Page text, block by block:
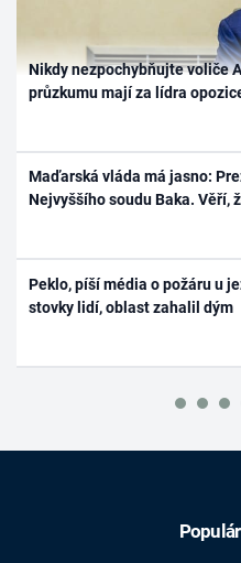
Nikdy nezpochybňujte voliče
průzkumu mají za lídra
Maďarská vláda má jasno:
Nejvyššího soudu Baka. Věří,
Peklo, píší média o požáru u
stovky lidí, oblast zahalil dým